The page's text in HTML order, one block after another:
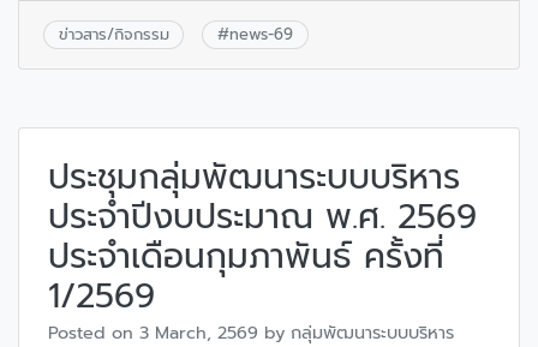
ข่าวสาร/กิจกรรม #news-69
ประชุมกลุ่มพัฒนาระบบบริหาร
ประจำปีงบประมาณ พ.ศ. 2569
ประจำเดือนกุมภาพันธ์ ครั้งที่
1/2569
Posted on 3 March, 2569 by กลุ่มพัฒนาระบบบริหาร